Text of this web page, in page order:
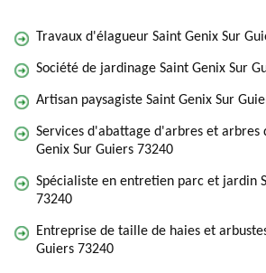
Travaux d'élagueur Saint Genix Sur
Société de jardinage Saint Genix Sur
Artisan paysagiste Saint Genix Sur
Services d'abattage d'arbres et arbres
Genix Sur Guiers 73240
Spécialiste en entretien parc et jardin
73240
Entreprise de taille de haies et
Guiers 73240